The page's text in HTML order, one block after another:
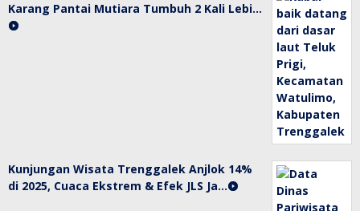
Karang Pantai Mutiara Tumbuh 2 Kali Lebi…
Kunjungan Wisata Trenggalek Anjlok 14%
di 2025, Cuaca Ekstrem & Efek JLS Ja…